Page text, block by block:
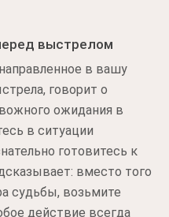
выстрелом
в вашу
говорит о
ожидания в
в ситуации
готовитесь к
вместо того
судьбы, возьмите
действие всегда